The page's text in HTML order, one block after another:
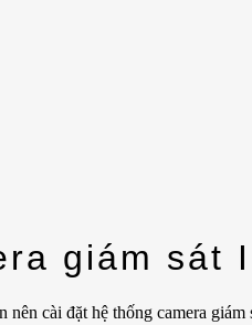
giám sát
nên cài đặt hệ thống camera giám